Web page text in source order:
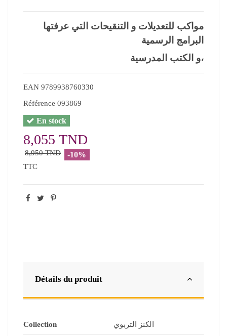
مواكب للتعديلات و التنقيحات التي عرفتها
البرامج الرسمية
و الكتب المدرسية،
EAN 9789938760330
Référence 093869
En stock
8,055 TND
8,950 TND -10%
TTC
Détails du produit
Collection الكنز التربوي